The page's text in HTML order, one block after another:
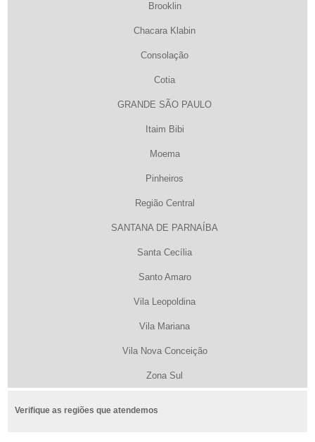
Brooklin
Chacara Klabin
Consolação
Cotia
GRANDE SÃO PAULO
Itaim Bibi
Moema
Pinheiros
Região Central
SANTANA DE PARNAÍBA
Santa Cecília
Santo Amaro
Vila Leopoldina
Vila Mariana
Vila Nova Conceição
Zona Sul
Verifique as regiões que atendemos